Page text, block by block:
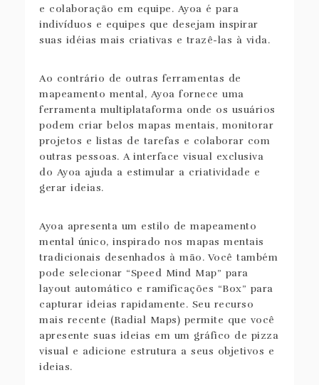
e colaboração em equipe. Ayoa é para
indivíduos e equipes que desejam inspirar
suas idéias mais criativas e trazê-las à vida.
Ao contrário de outras ferramentas de
mapeamento mental, Ayoa fornece uma
ferramenta multiplataforma onde os usuários
podem criar belos mapas mentais, monitorar
projetos e listas de tarefas e colaborar com
outras pessoas. A interface visual exclusiva
do Ayoa ajuda a estimular a criatividade e
gerar ideias.
Ayoa apresenta um estilo de mapeamento
mental único, inspirado nos mapas mentais
tradicionais desenhados à mão. Você também
pode selecionar “Speed Mind Map” para
layout automático e ramificações “Box” para
capturar ideias rapidamente. Seu recurso
mais recente (Radial Maps) permite que você
apresente suas ideias em um gráfico de pizza
visual e adicione estrutura a seus objetivos e
ideias.